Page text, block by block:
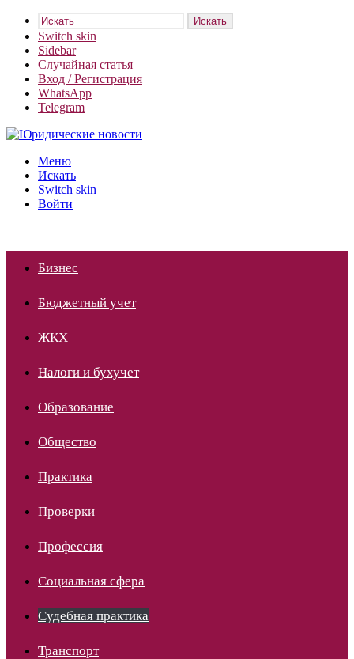
Искать
Switch skin
Sidebar
Случайная статья
Вход / Регистрация
WhatsApp
Telegram
Меню
Искать
Switch skin
Войти
Бизнес
Бюджетный учет
ЖКХ
Налоги и бухучет
Образование
Общество
Практика
Проверки
Профессия
Социальная сфера
Судебная практика
Транспорт